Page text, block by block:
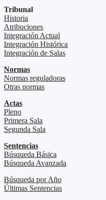
Tribunal
Historia
Atribuciones
Integración Actual
Integración Histórica
Integración de Salas
Normas
Normas reguladoras
Otras normas
Actas
Pleno
Primera Sala
Segunda Sala
Sentencias
Búsqueda Básica
Búsqueda Avanzada
Búsqueda por Año
Últimas Sentencias